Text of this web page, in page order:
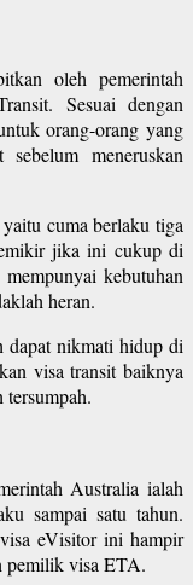
oleh pemerintah
Sesuai dengan
orang-orang yang
meneruskan
cuma berlaku tiga
jika ini cukup di
kebutuhan
heran.
dapat nikmati hidup di
visa transit baiknya
tersumpah.
Australia ialah
sampai satu tahun.
eVisitor ini hampir
pemilik visa ETA.